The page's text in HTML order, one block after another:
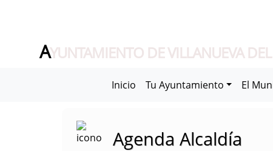
AYUNTAMIENTO DE VILLANUEVA
Inicio Tu Ayuntamiento El
Agenda Alcaldía